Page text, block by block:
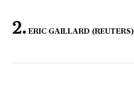
ERIC GAILLARD (REUTERS)